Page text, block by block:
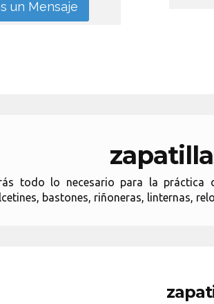
un Mensaje
todo lo necesario para la práctica
bastones, riñoneras, linternas,